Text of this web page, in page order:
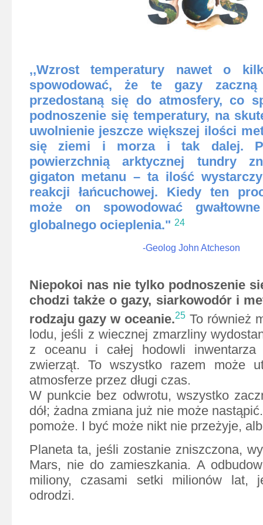
,,Wzrost temperatury nawet o
spowodować, że te gazy
przedostaną się do atmosfery, co
podnoszenie się temperatury, na
uwolnienie jeszcze większej ilości
się ziemi i morza i tak dalej.
powierzchnią arktycznej tundry
gigaton metanu – ta ilość
reakcji łańcuchowej. Kiedy ten
może on spowodować
globalnego ocieplenia." 24
-Geolog John Atcheson
Niepokoi nas nie tylko podnoszenie
chodzi także o gazy, siarkowodór i
rodzaju gazy w oceanie.25 To również
lodu, jeśli z wiecznej zmarzliny
z oceanu i całej hodowli inwentarza
zwierząt. To wszystko razem może
atmosferze przez długi czas.
W punkcie bez odwrotu, wszystko
dół; żadna zmiana już nie może
pomoże. I być może nikt nie przeżyje,
Planeta ta, jeśli zostanie zniszczona,
Mars, nie do zamieszkania. A
miliony, czasami setki milionów lat,
odrodzi.